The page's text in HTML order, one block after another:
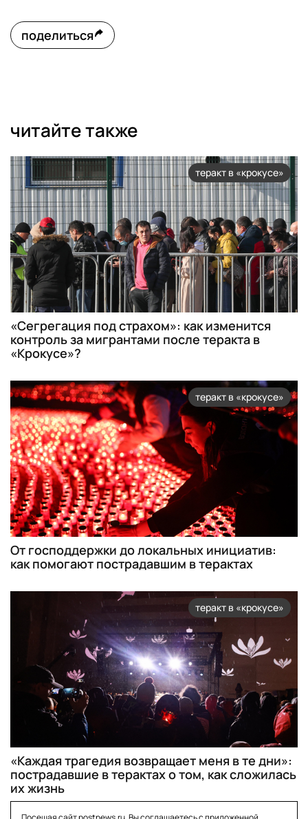
поделиться
читайте также
теракт в «крокусе»
«Сегрегация под страхом»: как изменится
контроль за мигрантами после теракта в
«Крокусе»?
теракт в «крокусе»
От господдержки до локальных инициатив:
как помогают пострадавшим в терактах
теракт в «крокусе»
«Каждая трагедия возвращает меня в те дни»:
пострадавшие в терактах о том, как сложилась
их жизнь